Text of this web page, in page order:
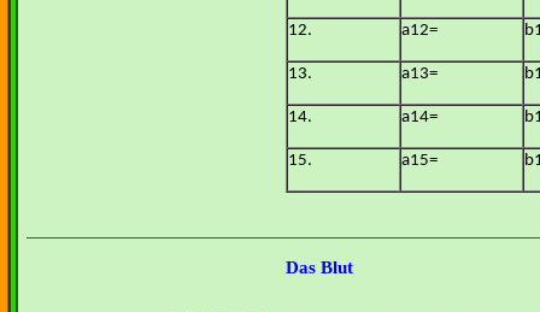
12. a12=
13. a13=
14. a14=
15. a15=
Das Blut